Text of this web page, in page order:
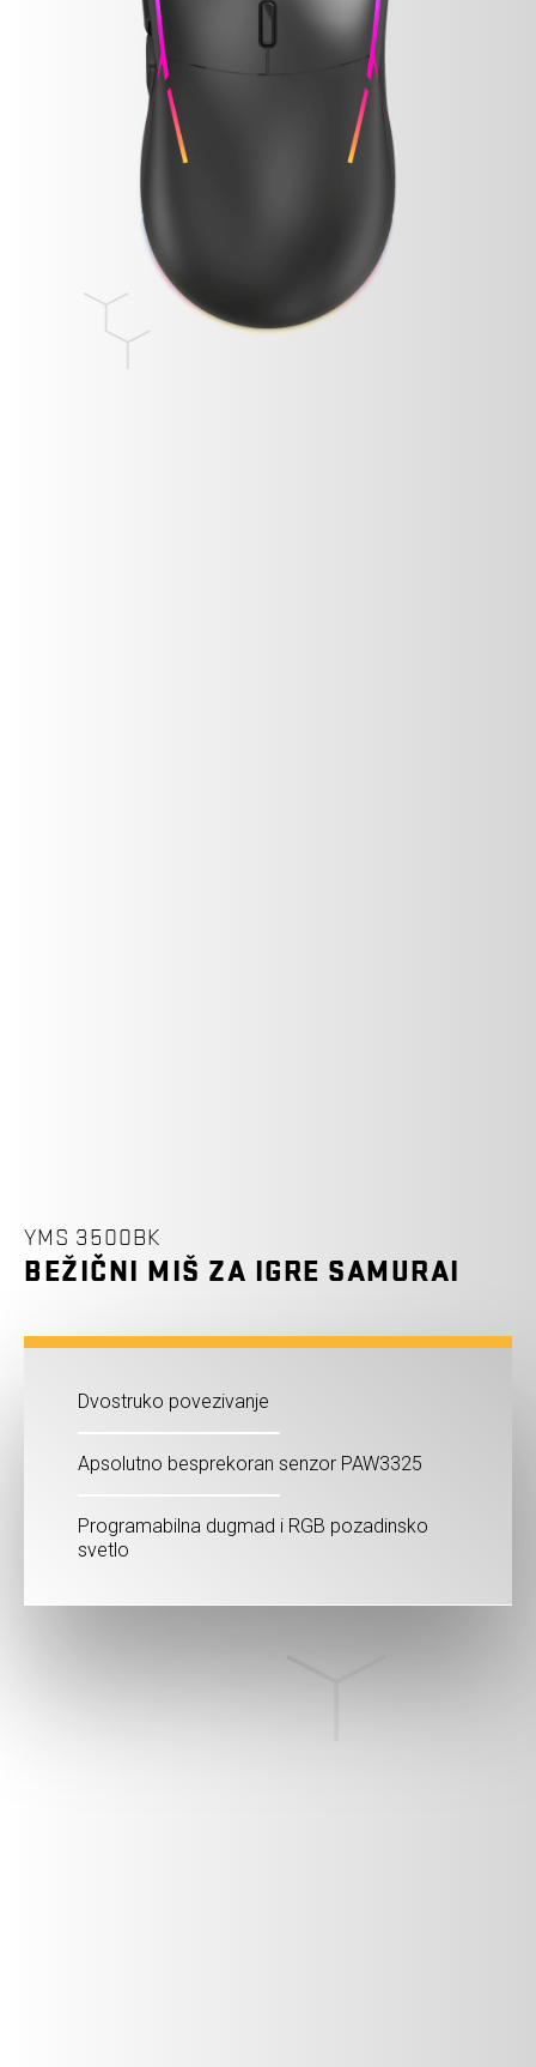
YMS 3500BK
BEŽIČNI MIŠ ZA IGRE SAMURAI
Dvostruko povezivanje
Apsolutno besprekoran senzor PAW3325
Programabilna dugmad i RGB pozadinsko
svetlo